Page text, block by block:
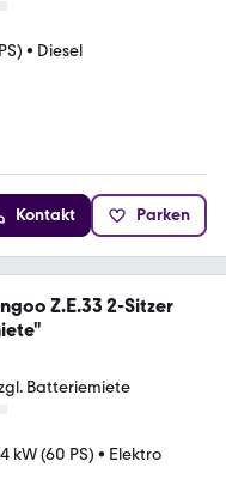
• Diesel
Kontakt Parken
Z.E.33 2-Sitzer
Batteriemiete
kW (60 PS) • Elektro